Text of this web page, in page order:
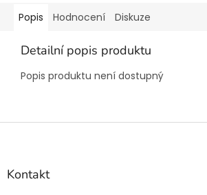
Popis Hodnocení Diskuze
Detailní popis produktu
Popis produktu není dostupný
Z
Kontakt